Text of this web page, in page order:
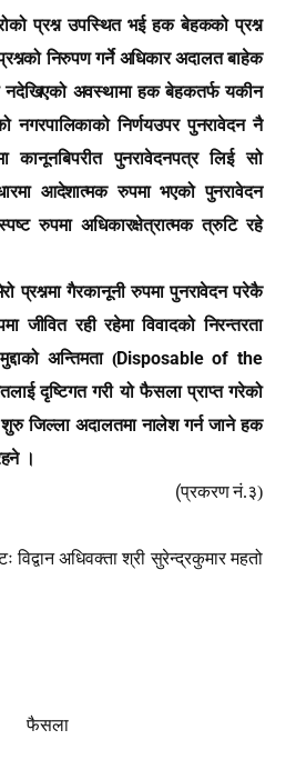
प्रश्न उपस्थित भई हक बेहकको प्रश्न
निरुपण गर्ने अधिकार अदालत बाहेक
नदेखिएको अवस्थामा हक बेहकतर्फ यकीन
नगरपालिकाको निर्णयउपर पुनरावेदन नै
कानूनबिपरीत पुनरावेदनपत्र लिई सो
आदेशात्मक रुपमा भएको पुनरावेदन
रुपमा अधिकारक्षेत्रात्मक त्रुटि रहे
प्रश्नमा गैरकानूनी रुपमा पुनरावेदन परेकै
जीवित रही रहेमा विवादको निरन्तरता
अन्तिमता (Disposable of the
दृष्टिगत गरी यो फैसला प्राप्त गरेको
शुरु जिल्ला अदालतमा नालेश गर्न जाने हक
।
(प्रकरण नं.३)
विद्वान अधिवक्ता श्री सुरेन्द्रकुमार महतो
फैसला